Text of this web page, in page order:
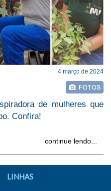
4 março de 2024
de mulheres que
Confira!
continue lendo...
LINHAS